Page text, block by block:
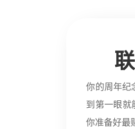
你的周年纪
到第一眼就
你准备好最